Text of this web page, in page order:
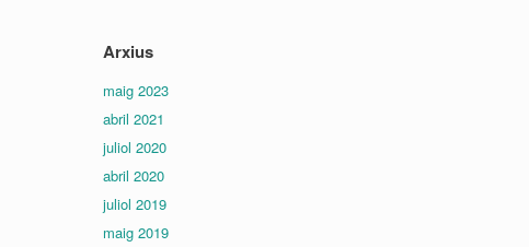
Arxius
maig 2023
abril 2021
juliol 2020
abril 2020
juliol 2019
maig 2019